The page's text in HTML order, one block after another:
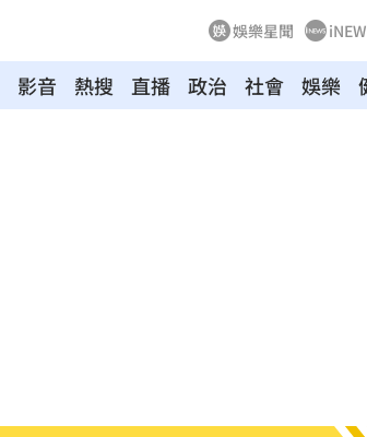
娛樂星聞
影音 熱搜 直播 政治 社會 娛樂